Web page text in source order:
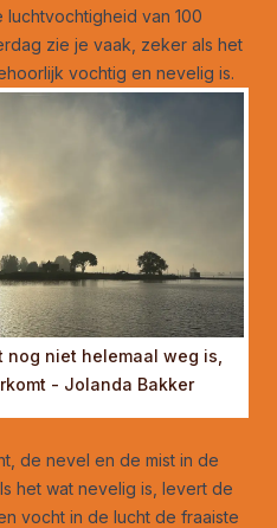
van 100
zie je vaak, zeker als het
vochtig en nevelig is.
niet helemaal weg is,
- Jolanda Bakker
de nevel en de mist in de
het wat nevelig is, levert de
vocht in de lucht de fraaiste